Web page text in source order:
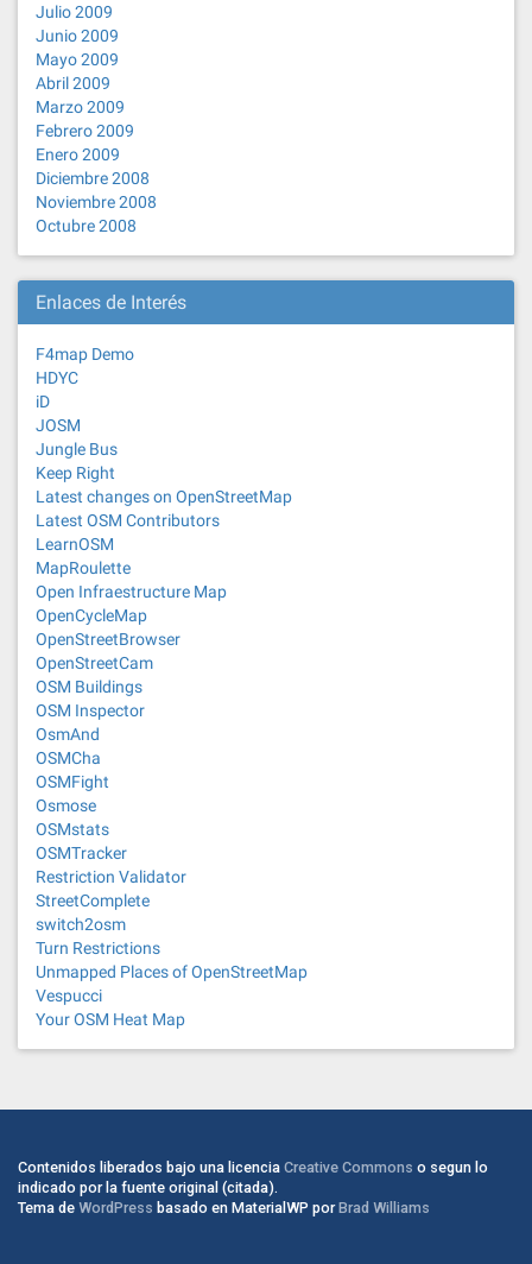
Julio 2009
Junio 2009
Mayo 2009
Abril 2009
Marzo 2009
Febrero 2009
Enero 2009
Diciembre 2008
Noviembre 2008
Octubre 2008
Enlaces de Interés
F4map Demo
HDYC
iD
JOSM
Jungle Bus
Keep Right
Latest changes on OpenStreetMap
Latest OSM Contributors
LearnOSM
MapRoulette
Open Infraestructure Map
OpenCycleMap
OpenStreetBrowser
OpenStreetCam
OSM Buildings
OSM Inspector
OsmAnd
OSMCha
OSMFight
Osmose
OSMstats
OSMTracker
Restriction Validator
StreetComplete
switch2osm
Turn Restrictions
Unmapped Places of OpenStreetMap
Vespucci
Your OSM Heat Map
Contenidos liberados bajo una licencia Creative Commons o segun lo
indicado por la fuente original (citada).
Tema de WordPress basado en MaterialWP porBrad Williams